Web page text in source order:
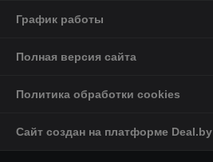
График работы
Полная версия сайта
Политика обработки cookies
Сайт создан на платформе Deal.by